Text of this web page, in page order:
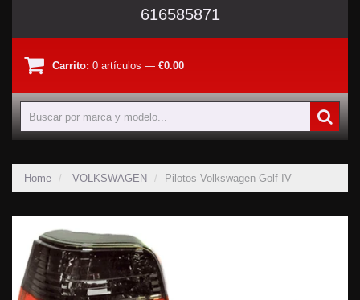
616585871
Carrito: 0 artículos — €0.00
Home VOLKSWAGEN Pilotos Volkswagen Golf IV